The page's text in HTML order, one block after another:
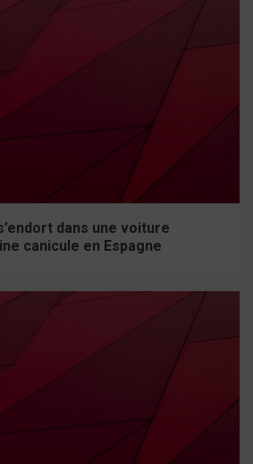
dans une voiture
canicule en Espagne